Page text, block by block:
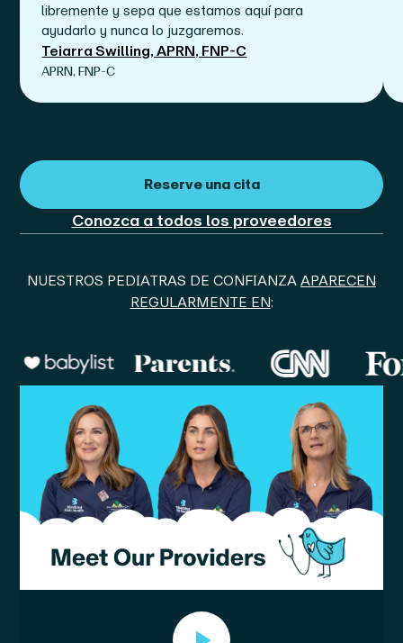
libremente y sepa que estamos aquí para
ayudarlo y nunca lo juzgaremos.
Teiarra Swilling, APRN, FNP-C
APRN, FNP-C
Reserve una cita
Conozca a todos los proveedores
NUESTROS PEDIATRAS DE CONFIANZA APARECEN
REGULARMENTE EN: